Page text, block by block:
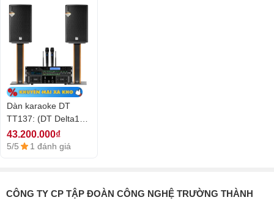
Là mẫu loa bán chạy nhất hiện nay, là lựa chọn hàng đầu cho lắp
Micro Vatasa T500
Micro là thiết bị không thể thiếu trong dàn karaoke. Sử dụng một chiếc
micro tốt sẽ đem lại âm thanh tốt hơn khi sử dụng, giúp người sử dụng
có những trải nghiệm tốt hơn về mặt âm thanh
Dàn karaoke DT
TT137: (DT Delta12,
Vatasa T500, JBL
KX8 Luxury, Vatasa
43.200.000₫
5/5 1 đánh giá
CÔNG TY CP TẬP ĐOÀN CÔNG NGHỆ TRƯỜNG THÀNH